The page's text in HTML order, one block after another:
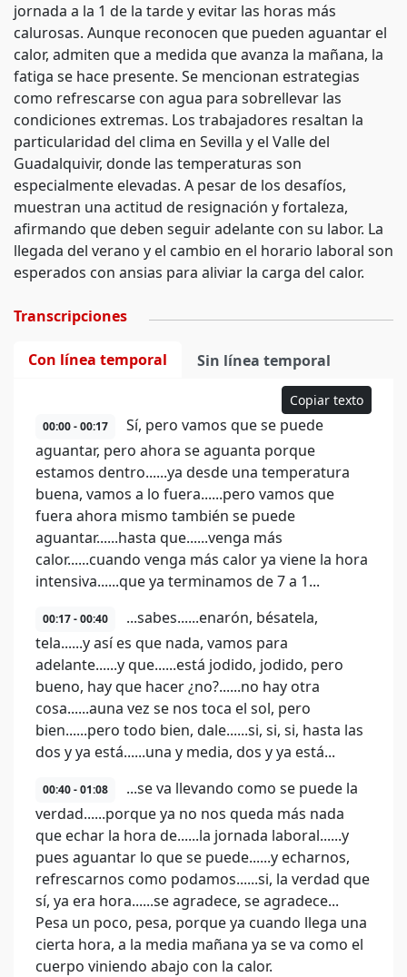
jornada a la 1 de la tarde y evitar las horas más
calurosas. Aunque reconocen que pueden aguantar el
calor, admiten que a medida que avanza la mañana, la
fatiga se hace presente. Se mencionan estrategias
como refrescarse con agua para sobrellevar las
condiciones extremas. Los trabajadores resaltan la
particularidad del clima en Sevilla y el Valle del
Guadalquivir, donde las temperaturas son
especialmente elevadas. A pesar de los desafíos,
muestran una actitud de resignación y fortaleza,
afirmando que deben seguir adelante con su labor. La
llegada del verano y el cambio en el horario laboral son
esperados con ansias para aliviar la carga del calor.
Transcripciones
Con línea temporal Sin línea temporal
Copiar texto
00:00 - 00:17
Sí, pero vamos que se puede
aguantar, pero ahora se aguanta porque
estamos dentro......ya desde una temperatura
buena, vamos a lo fuera......pero vamos que
fuera ahora mismo también se puede
aguantar......hasta que......venga más
calor......cuando venga más calor ya viene la hora
intensiva......que ya terminamos de 7 a 1...
00:17 - 00:40
...sabes......enarón, bésatela,
tela......y así es que nada, vamos para
adelante......y que......está jodido, jodido, pero
bueno, hay que hacer ¿no?......no hay otra
cosa......auna vez se nos toca el sol, pero
bien......pero todo bien, dale......si, si, si, hasta las
dos y ya está......una y media, dos y ya está...
00:40 - 01:08
...se va llevando como se puede la
verdad......porque ya no nos queda más nada
que echar la hora de......la jornada laboral......y
pues aguantar lo que se puede......y echarnos,
refrescarnos como podamos......si, la verdad que
sí, ya era hora......se agradece, se agradece...
Pesa un poco, pesa, porque ya cuando llega una
cierta hora, a la media mañana ya se va como el
cuerpo viniendo abajo con la calor.